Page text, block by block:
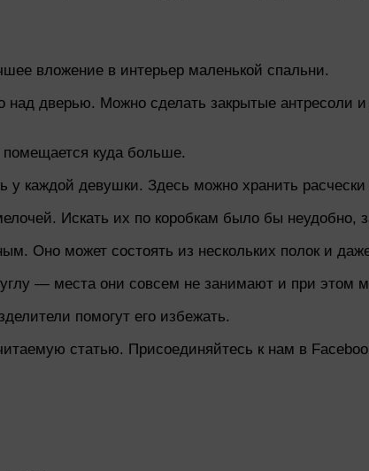
вложение в интерьер маленькой спальни.
над дверью. Можно сделать закрытые антресоли
помещается куда больше.
каждой девушки. Здесь можно хранить расчески
Искать их по коробкам было бы неудобно,
Оно может состоять из нескольких полок и
— места они совсем не занимают и при этом
помогут его избежать.
статью. Присоединяйтесь к нам в